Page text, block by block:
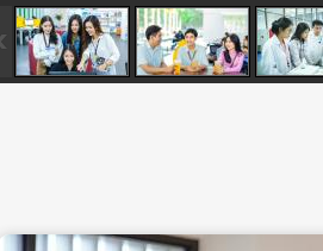
Trở lại